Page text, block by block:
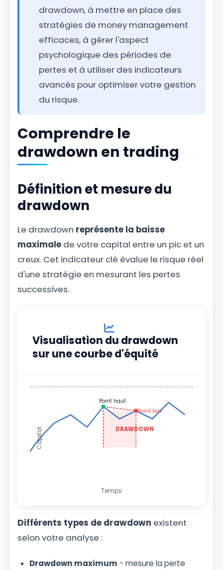
drawdown, à mettre en place des
stratégies de money management
efficaces, à gérer l'aspect
psychologique des périodes de
pertes et à utiliser des indicateurs
avancés pour optimiser votre gestion
du risque.
Comprendre le
drawdown en trading
Définition et mesure du
drawdown
Le drawdown représente la baisse
maximale de votre capital entre un pic et un
creux. Cet indicateur clé évalue le risque réel
d'une stratégie en mesurant les pertes
successives.
Visualisation du drawdown
sur une courbe d'équité
Point haut
Point bas
DRAWDOWN
Temps
Capital
Différents types de drawdown existent
selon votre analyse :
Drawdown maximum - mesure la perte